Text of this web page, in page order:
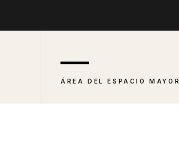
—
ÁREA DEL ESPACIO MAYOR